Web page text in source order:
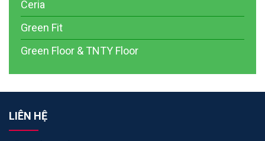
Ceria
Green Fit
Green Floor & TNTY Floor
LIÊN HỆ